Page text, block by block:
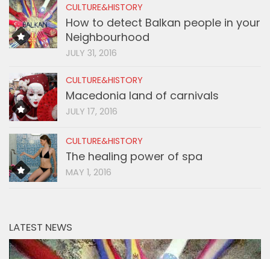
CULTURE&HISTORY
How to detect Balkan people in your
Neighbourhood
JULY 31, 2016
CULTURE&HISTORY
Macedonia land of carnivals
JULY 17, 2016
CULTURE&HISTORY
The healing power of spa
MAY 1, 2016
LATEST NEWS